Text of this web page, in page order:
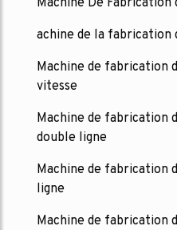
Machine De Fabrication
achine de la fabrication
Machine de fabrication
vitesse
Machine de fabrication
double ligne
Machine de fabrication
ligne
Machine de fabrication